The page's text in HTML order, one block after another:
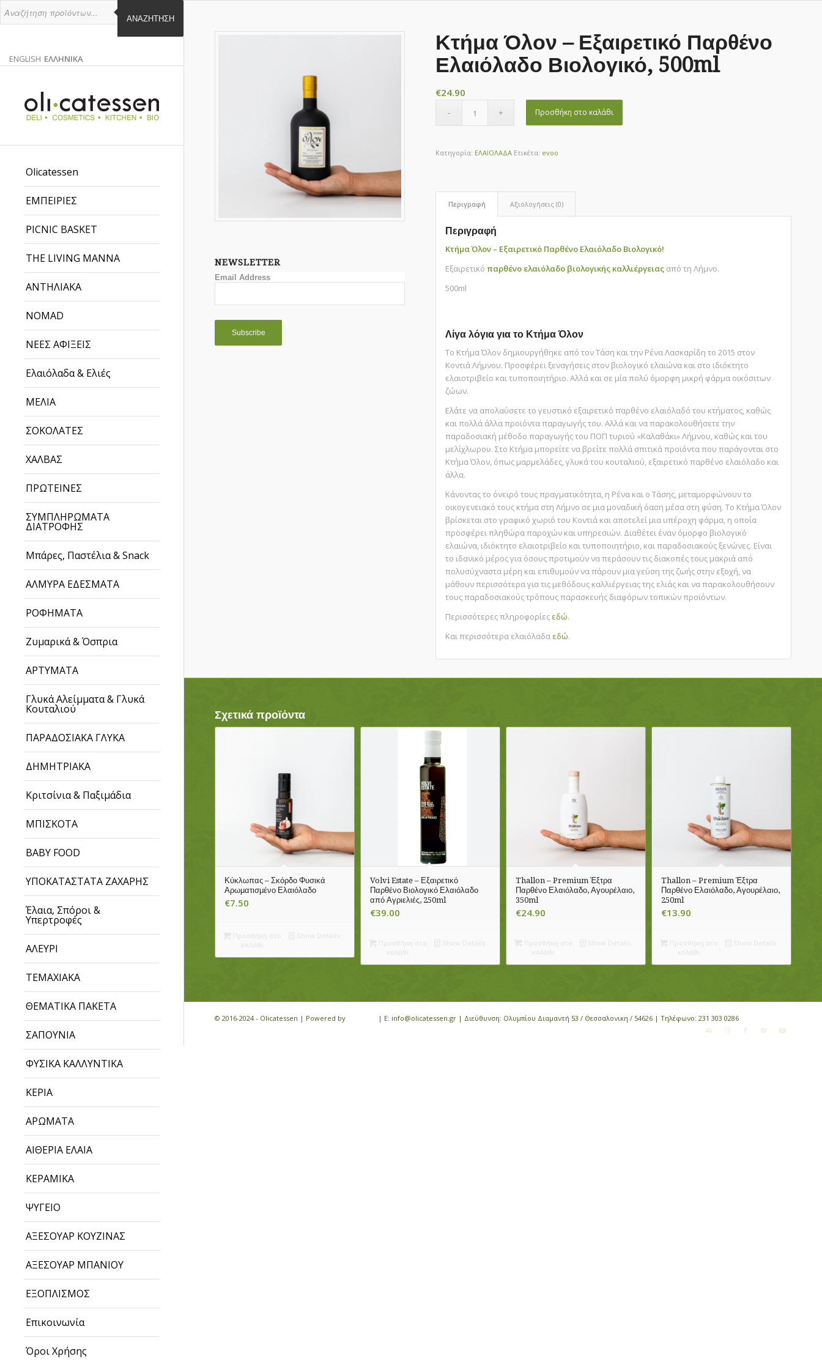
ΑΝΑΖΉΤΗΣΗ
ENGLISH ΕΛΛΗΝΙΚΑ
EL
Olicatessen
ΕΜΠΕΙΡΙΕΣ
PICNIC BASKET
THE LIVING MANNA
ΑΝΤΗΛΙΑΚΑ
NOMAD
ΝΕΕΣ ΑΦΙΞΕΙΣ
Ελαιόλαδα & Ελιές
ΜΕΛΙΑ
ΣΟΚΟΛΑΤΕΣ
ΧΑΛΒΑΣ
ΠΡΩΤΕΙΝΕΣ
ΣΥΜΠΛΗΡΩΜΑΤΑ
ΔΙΑΤΡΟΦΗΣ
Μπάρες, Παστέλια & Snack
ΑΛΜΥΡΑ ΕΔΕΣΜΑΤΑ
ΡΟΦΗΜΑΤΑ
Ζυμαρικά & Όσπρια
ΑΡΤΥΜΑΤΑ
Γλυκά Αλείμματα & Γλυκά
Κουταλιού
ΠΑΡΑΔΟΣΙΑΚΑ ΓΛΥΚΑ
ΔΗΜΗΤΡΙΑΚΑ
Κριτσίνια & Παξιμάδια
ΜΠΙΣΚΟΤΑ
BABY FOOD
ΥΠΟΚΑΤΑΣΤΑΤΑ ΖΑΧΑΡΗΣ
Έλαια, Σπόροι &
Υπερτροφές
ΑΛΕΥΡΙ
ΤΕΜΑΧΙΑΚΑ
ΘΕΜΑΤΙΚΑ ΠΑΚΕΤΑ
ΣΑΠΟΥΝΙΑ
ΦΥΣΙΚΑ ΚΑΛΛΥΝΤΙΚΑ
ΚΕΡΙΑ
ΑΡΩΜΑΤΑ
ΑΙΘΕΡΙΑ ΕΛΑΙΑ
ΚΕΡΑΜΙΚΑ
ΨΥΓΕΙΟ
ΑΞΕΣΟΥΑΡ ΚΟΥΖΙΝΑΣ
ΑΞΕΣΟΥΑΡ ΜΠΑΝΙΟΥ
ΕΞΟΠΛΙΣΜΟΣ
Επικοινωνία
Όροι Χρήσης
NEWSLETTER
Email Address
Κτήμα Όλον – Εξαιρετικό Παρθένο
Ελαιόλαδο Βιολογικό, 500ml
€24.90
Προσθήκη στο καλάθι
Κατηγορία: ΕΛΑΙΟΛΑΔΑ Ετικέτα: evoo
Περιγραφή Αξιολογήσεις (0)
Περιγραφή
Κτήμα Όλον – Εξαιρετικό Παρθένο Ελαιόλαδο Βιολογικό!
Εξαιρετικόπαρθένο ελαιόλαδο βιολογικής καλλιέργειας από τη Λήμνο.
500ml
Λίγα λόγια για το Κτήμα Όλον
Το Κτήµα Όλον δηµιουργήθηκε από τoν Τάση και την Ρένα Λασκαρίδη το 2015 στον
Κοντιά Λήµνου. Προσφέρει ξεναγήσεις στον βιολογικό ελαιώνα και στο ιδιόκτητο
ελαιοτριβείο και τυποποιητήριο. Αλλά και σε µία πολύ όµορφη µικρή φάρµα οικόσιτων
ζώων.
Ελάτε να απολαύσετε το γευστικό εξαιρετικό παρθένο ελαιόλαδό του κτήματος, καθώς
και πολλά άλλα προϊόντα παραγωγής του. Αλλά και να παρακολουθήσετε την
παραδοσιακή µέθοδο παραγωγής του ΠΟΠ τυριού «Καλαθάκι» Λήµνου, καθώς και του
µελίχλωρου. Στο Κτήµα µπορείτε να βρείτε πολλά σπιτικά προϊόντα που παράγονται στο
Κτήµα Όλον, όπως µαρµελάδες, γλυκά του κουταλιού, εξαιρετικό παρθένο ελαιόλαδο και
άλλα.
Κάνοντας το όνειρό τους πραγματικότητα, η Ρένα και ο Τάσης, μεταμορφώνουν το
οικογενειακό τους κτήμα στη Λήμνο σε μια μοναδική όαση μέσα στη φύση. Το Κτήμα Όλον
βρίσκεται στο γραφικό χωριό του Κοντιά και αποτελεί μια υπέροχη φάρμα, η οποία
προσφέρει πληθώρα παροχών και υπηρεσιών. Διαθέτει έναν όμορφο βιολογικό
ελαιώνα, ιδιόκτητο ελαιοτριβείο και τυποποιητήριο, και παραδοσιακούς ξενώνες. Είναι
το ιδανικό μέρος για όσους προτιμούν να περάσουν τις διακοπές τους μακριά από
πολυσύχναστα μέρη και επιθυμούν να πάρουν μια γεύση της ζωής στην εξοχή, να
μάθουν περισσότερα για τις μεθόδους καλλιέργειας της ελιάς και να παρακολουθήσουν
τους παραδοσιακούς τρόπους παρασκευής διαφόρων τοπικών προϊόντων.
Περισσότερες πληροφορίες εδώ.
Και περισσότερα ελαιόλαδα εδώ.
Σχετικά προϊόντα
Κύκλωπας – Σκόρδο Φυσικά
Αρωματισμένο Ελαιόλαδο
€7.50
Volvi Estate – Εξαιρετικό
Παρθένο Βιολογικό Ελαιόλαδο
από Αγριελιές, 250ml
€39.00
Thallon – Premium Έξτρα
Παρθένο Ελαιόλαδο, Αγουρέλαιο,
350ml
€24.90
Thallon – Premium Έξτρα
Παρθένο Ελαιόλαδο, Αγουρέλαιο,
250ml
€13.90
© 2016-2024 - Olicatessen | Powered by | E: info@olicatessen.gr | Διεύθυνση: Ολυμπίου Διαμαντή 53 / Θεσσαλονικη / 54626 | Τηλέφωνο: 231 303 0286